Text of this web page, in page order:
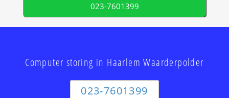
023-7601399
Computer storing in Haarlem Waarderpolder
023-7601399